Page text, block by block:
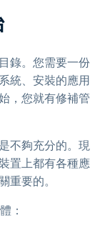
錄。您需要一份
統、安裝的應用
，您就有修補管
不夠充分的。現
置上都有各種應
重要的。
：